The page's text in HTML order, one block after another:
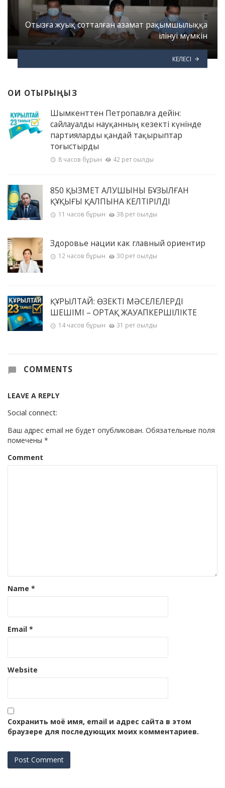
Отызға жуық сотталған азамат рақымшылыққа
ілінуі мүмкін
КЕЛЕСІ
ОҚИ ОТЫРЫҢЫЗ
Шымкенттен Петропавлға дейін:
сайлауалды науқанның кезекті күнінде
партияларды қандай тақырыптар
тоғыстырды
8 часов бұрын 42 рет оқылды
850 ҚЫЗМЕТ АЛУШЫНЫҢ БҰЗЫЛҒАН
ҚҰҚЫҒЫ ҚАЛПЫНА КЕЛТІРІЛДІ
11 часов бұрын 38 рет оқылды
Здоровье нации как главный ориентир
12 часов бұрын 30 рет оқылды
ҚҰРЫЛТАЙ: ӨЗЕКТІ МӘСЕЛЕЛЕРДІҢ
ШЕШІМІ – ОРТАҚ ЖАУАПКЕРШІЛІКТЕ
14 часов бұрын 31 рет оқылды
COMMENTS
LEAVE A REPLY
Social connect:
Ваш адрес email не будет опубликован. Обязательные поля
помечены *
Comment
Name *
Email *
Website
Сохранить моё имя, email и адрес сайта в этом
браузере для последующих моих комментариев.